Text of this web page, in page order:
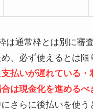
は通常枠とは別に審
、必ず使えるとは限
支払いが遅れている・
は現金化を進めるべ
さらに後払いを使う